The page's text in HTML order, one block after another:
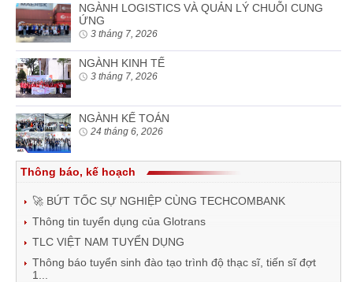
NGÀNH LOGISTICS VÀ QUẢN LÝ CHUỖI CUNG
ỨNG
3 tháng 7, 2026
NGÀNH KINH TẾ
3 tháng 7, 2026
NGÀNH KẾ TOÁN
24 tháng 6, 2026
Thông báo, kế hoạch
🚀 BỨT TỐC SỰ NGHIỆP CÙNG TECHCOMBANK
Thông tin tuyển dụng của Glotrans
TLC VIỆT NAM TUYỂN DỤNG
Thông báo tuyển sinh đào tạo trình độ thạc sĩ, tiến sĩ đợt
1...